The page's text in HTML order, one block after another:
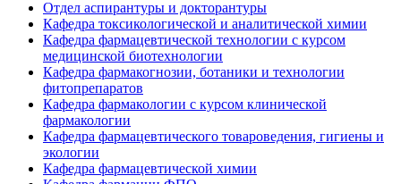
Отдел аспирантуры и докторантуры
Кафедра токсикологической и аналитической химии
Кафедра фармацевтической технологии с курсом
медицинской биотехнологии
Кафедра фармакогнозии, ботаники и технологии
фитопрепаратов
Кафедра фармакологии с курсом клинической
фармакологии
Кафедра фармацевтического товароведения, гигиены и
экологии
Кафедра фармацевтической химии